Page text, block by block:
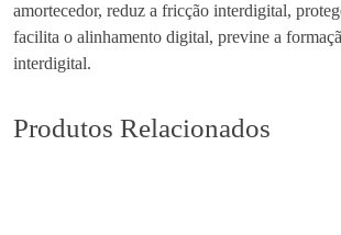
amortecedor, reduz a fricção interdigital,
facilita o alinhamento digital, previne a
interdigital.
Produtos Relacionados